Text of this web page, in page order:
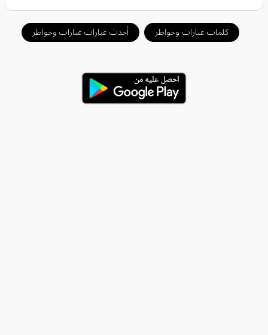
كلمات عبارات وخواطر أحدث عبارات عبارات وخواطر